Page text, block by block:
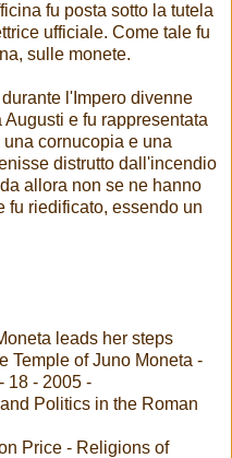
fu posta sotto la tutela
ufficiale. Come tale fu
sulle monete.
l'Impero divenne
e fu rappresentata
cornucopia e una
distrutto dall'incendio
allora non se ne hanno
fu riedificato, essendo un
leads her steps
Temple of Juno Moneta -
18 - 2005 -
Politics in the Roman
Price - Religions of